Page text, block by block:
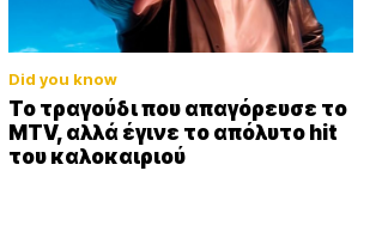
Did you know
Το τραγούδι που απαγόρευσε το
MTV, αλλά έγινε το απόλυτο hit
του καλοκαιριού